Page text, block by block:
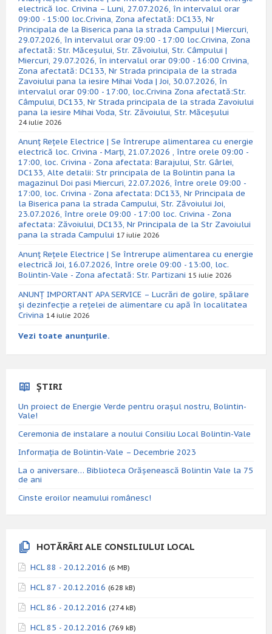
electrică loc. Crivina – Luni, 27.07.2026, în intervalul orar
09:00 - 15:00 loc.Crivina, Zona afectată: DC133, Nr
Principala de la Biserica pana la strada Campului | Miercuri,
29.07.2026, în intervalul orar 09:00 - 17:00 loc.Crivina, Zona
afectată: Str. Măceșului, Str. Zăvoiului, Str. Câmpului |
Miercuri, 29.07.2026, în intervalul orar 09:00 - 16:00 Crivina,
Zona afectată: DC133, Nr Strada principala de la strada
Zavoiului pana la iesire Mihai Voda | Joi, 30.07.2026, în
intervalul orar 09:00 - 17:00, loc.Crivina Zona afectată:Str.
Câmpului, DC133, Nr Strada principala de la strada Zavoiului
pana la iesire Mihai Voda, Str. Zăvoiului, Str. Măceșului
24 iulie 2026
Anunț Rețele Electrice | Se întrerupe alimentarea cu energie
electrică loc. Crivina - Marți, 21.07.2026 , între orele 09:00 -
17:00, loc. Crivina - Zona afectata: Barajului, Str. Gârlei,
DC133, Alte detalii: Str principala de la Bolintin pana la
magazinul Doi pasi Miercuri, 22.07.2026, între orele 09:00 -
17:00, loc. Crivina - Zona afectata: DC133, Nr Principala de
la Biserica pana la strada Campului, Str. Zăvoiului Joi,
23.07.2026, între orele 09:00 - 17:00 loc. Crivina - Zona
afectata: Zăvoiului, DC133, Nr Principala de la Str Zavoiului
pana la strada Campului 17 iulie 2026
Anunț Rețele Electrice | Se întrerupe alimentarea cu energie
electrică Joi, 16.07.2026, între orele 09:00 - 13:00, loc.
Bolintin-Vale - Zona afectată: Str. Partizani 15 iulie 2026
ANUNȚ IMPORTANT APA SERVICE – Lucrări de golire, spălare
și dezinfecție a rețelei de alimentare cu apă în localitatea
Crivina 14 iulie 2026
Vezi toate anunțurile.
ȘTIRI
Un proiect de Energie Verde pentru orașul nostru, Bolintin-
Vale!
Ceremonia de instalare a noului Consiliu Local Bolintin-Vale
Informația de Bolintin-Vale – Decembrie 2023
La o aniversare… Biblioteca Orăşenească Bolintin Vale la 75
de ani
Cinste eroilor neamului românesc!
HOTĂRÂRI ALE CONSILIULUI LOCAL
HCL 88 - 20.12.2016 (6 MB)
HCL 87 - 20.12.2016 (628 kB)
HCL 86 - 20.12.2016 (274 kB)
HCL 85 - 20.12.2016 (769 kB)